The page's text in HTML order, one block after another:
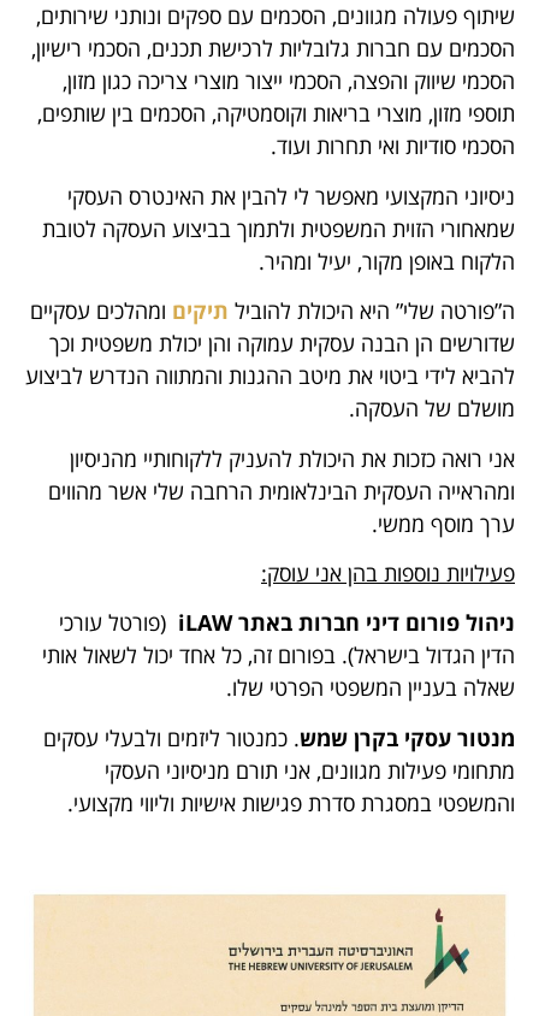
שיתוף פעולה מגוונים, הסכמים עם ספקים ונותני שירותים,
הסכמים עם חברות גלובליות לרכישת תכנים, הסכמי רישיון,
הסכמי שיווק והפצה, הסכמי ייצור מוצרי צריכה כגון מזון,
תוספי מזון, מוצרי בריאות וקוסמטיקה, הסכמים בין שותפים,
הסכמי סודיות ואי תחרות ועוד.
ניסיוני המקצועי מאפשר לי להבין את האינטרס העסקי
שמאחורי הזוית המשפטית ולתמוך בביצוע העסקה לטובת
הלקוח באופן מקור, יעיל ומהיר.
ה”פורטה שלי” היא היכולת להוביל תיקים ומהלכים עסקיים
שדורשים הן הבנה עסקית עמוקה והן יכולת משפטית וכך
להביא לידי ביטוי את מיטב ההגנות והמתווה הנדרש לביצוע
מושלם של העסקה.
אני רואה כזכות את היכולת להעניק ללקוחותיי מהניסיון
ומהראייה העסקית הבינלאומית הרחבה שלי אשר מהווים
ערך מוסף ממשי.
פעילויות נוספות בהן אני עוסק:
ניהול פורום דיני חברות באתר
iLAW
(פורטל עורכי
הדין הגדול בישראל). בפורום זה, כל אחד יכול לשאול אותי
שאלה בעניין המשפטי הפרטי שלו.
מנטור עסקי בקרן שמש. כמנטור ליזמים ולבעלי עסקים
מתחומי פעילות מגוונים, אני תורם מניסיוני העסקי
והמשפטי במסגרת סדרת פגישות אישיות וליווי מקצועי.